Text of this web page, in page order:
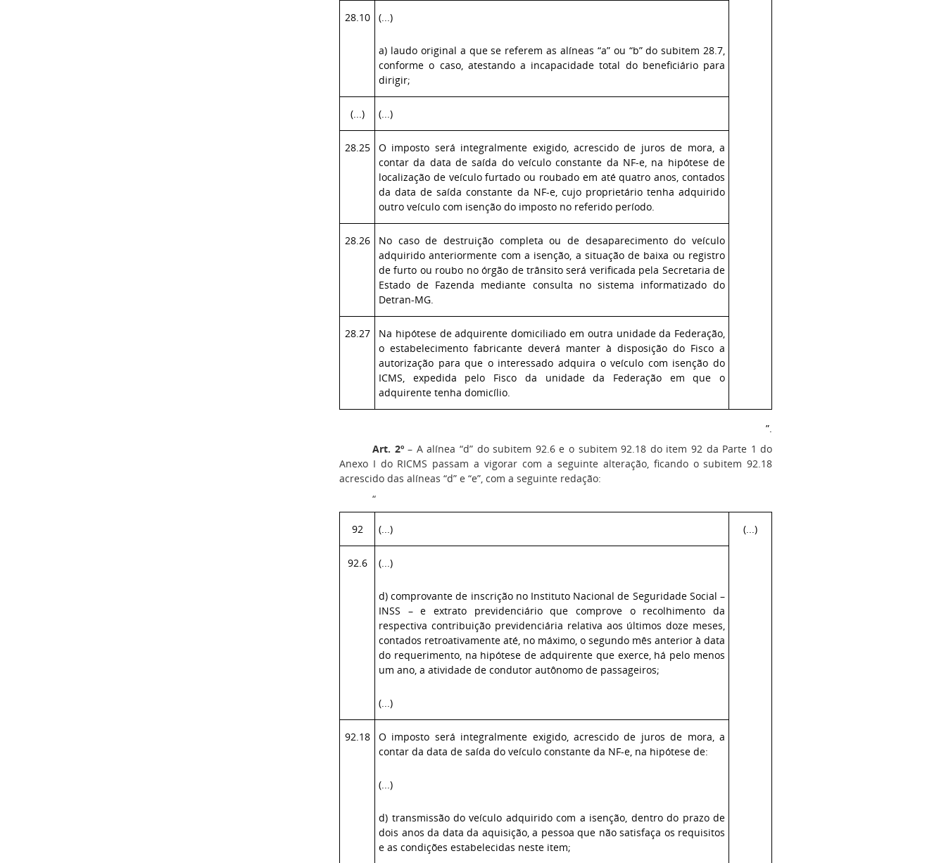
28.10 (...)
a) laudo original a que se referem as alíneas “a” ou “b” do subitem 28.7,
conforme o caso, atestando a incapacidade total do beneficiário para
dirigir;
(...) (...)
28.25
O imposto será integralmente exigido, acrescido de juros de mora, a
contar da data de saída do veículo constante da NF-e, na hipótese de
localização de veículo furtado ou roubado em até quatro anos, contados
da data de saída constante da NF-e, cujo proprietário tenha adquirido
outro veículo com isenção do imposto no referido período.
28.26
No caso de destruição completa ou de desaparecimento do veículo
adquirido anteriormente com a isenção, a situação de baixa ou registro
de furto ou roubo no órgão de trânsito será verificada pela Secretaria de
Estado de Fazenda mediante consulta no sistema informatizado do
Detran-MG.
28.27
Na hipótese de adquirente domiciliado em outra unidade da Federação,
o estabelecimento fabricante deverá manter à disposição do Fisco a
autorização para que o interessado adquira o veículo com isenção do
ICMS, expedida pelo Fisco da unidade da Federação em que o
adquirente tenha domicílio.
”.
Art. 2º– A alínea “d” do subitem 92.6 e o subitem 92.18 do item 92 da Parte 1 do
Anexo I do RICMS passam a vigorar com a seguinte alteração, ficando o subitem 92.18
acrescido das alíneas “d” e “e”, com a seguinte redação:
“
92 (...) (...)
92.6 (...)
d) comprovante de inscrição no Instituto Nacional de Seguridade Social –
INSS – e extrato previdenciário que comprove o recolhimento da
respectiva contribuição previdenciária relativa aos últimos doze meses,
contados retroativamente até, no máximo, o segundo mês anterior à data
do requerimento, na hipótese de adquirente que exerce, há pelo menos
um ano, a atividade de condutor autônomo de passageiros;
(...)
92.18
O imposto será integralmente exigido, acrescido de juros de mora, a
contar da data de saída do veículo constante da NF-e, na hipótese de:
(...)
d) transmissão do veículo adquirido com a isenção, dentro do prazo de
dois anos da data da aquisição, a pessoa que não satisfaça os requisitos
e as condições estabelecidas neste item;